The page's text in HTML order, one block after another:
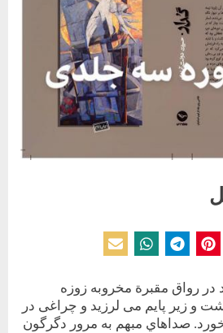
در رواق مقبرة مخروبه زوزه
و زير پايم می لرزيد و چراغی در
صداهاي مبهم به مرور ‌دگرگون